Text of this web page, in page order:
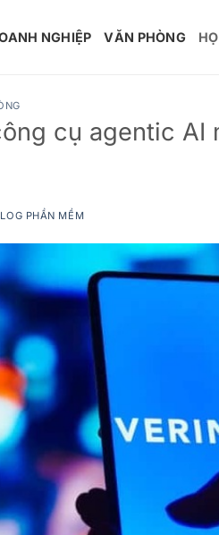
NGHIỆP VĂN PHÒNG
cụ agentic AI
PHẦN MỀM